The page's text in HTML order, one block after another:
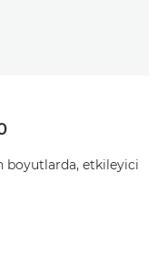
boyutlarda, etkileyici